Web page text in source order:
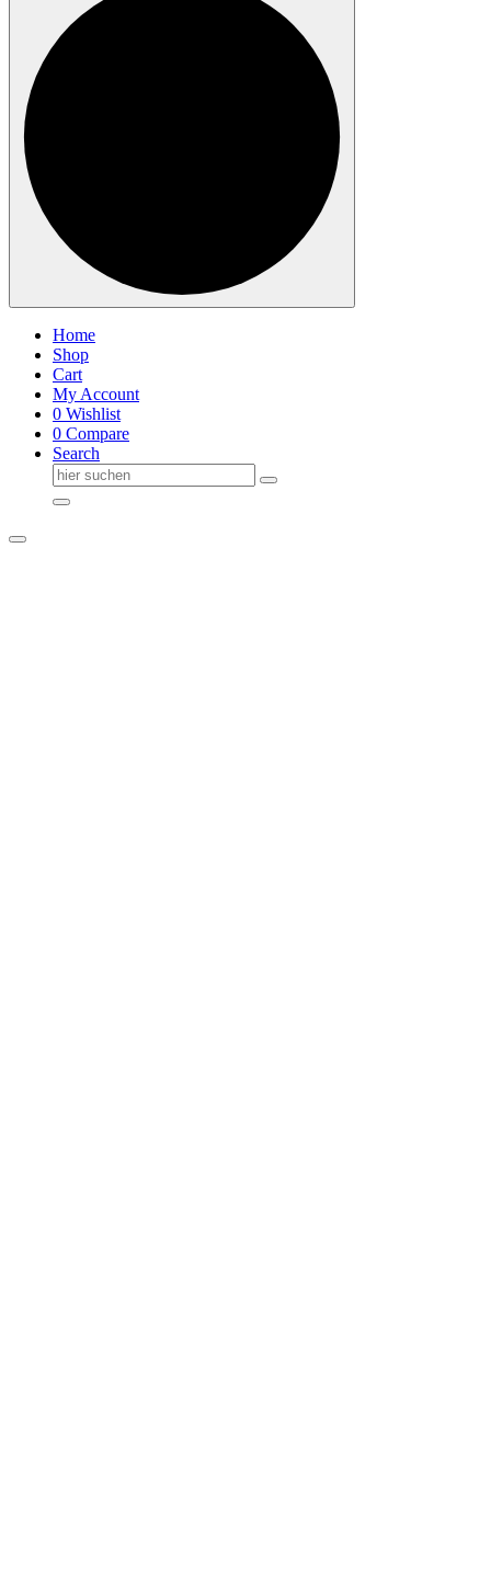
Home
Shop
Cart
My Account
0 Wishlist
0 Compare
Search
Suche
nach: